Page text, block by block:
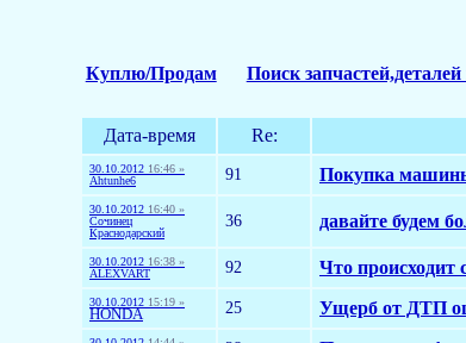
Куплю/Продам Поиск запчастей,деталей
Дата-время Re:
30.10.2012 16:46 »
Ahtunhe6
91 Покупка
30.10.2012 16:40 »
Сочинец
Краснодарский
36 давайте будем
30.10.2012 16:38 »
ALEXVART
92 Что
30.10.2012 15:19 »
HONDA 25 Ущерб от ДТП